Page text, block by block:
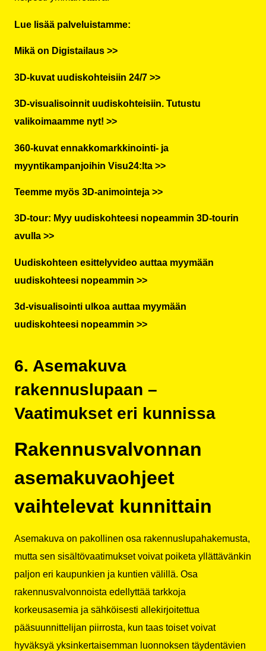
Lue lisää palveluistamme:
Mikä on Digistailaus >>
3D-kuvat uudiskohteisiin 24/7 >>
3D-visualisoinnit uudiskohteisiin. Tutustu
valikoimaamme nyt! >>
360-kuvat ennakkomarkkinointi- ja
myyntikampanjoihin Visu24:lta >>
Teemme myös 3D-animointeja >>
3D-tour: Myy uudiskohteesi nopeammin 3D-tourin
avulla >>
Uudiskohteen esittelyvideo auttaa myymään
uudiskohteesi nopeammin >>
3d-visualisointi ulkoa auttaa myymään
uudiskohteesi nopeammin >>
6. Asemakuva
rakennuslupaan –
Vaatimukset eri kunnissa
Rakennusvalvonnan
asemakuvaohjeet
vaihtelevat kunnittain
Asemakuva on pakollinen osa rakennuslupahakemusta,
mutta sen sisältövaatimukset voivat poiketa yllättävänkin
paljon eri kaupunkien ja kuntien välillä. Osa
rakennusvalvonnoista edellyttää tarkkoja
korkeusasemia ja sähköisesti allekirjoitettua
pääsuunnittelijan piirrosta, kun taas toiset voivat
hyväksyä yksinkertaisemman luonnoksen täydentävien